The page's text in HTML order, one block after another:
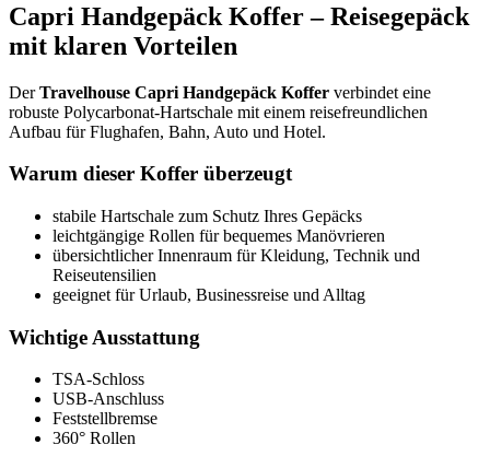
Capri Handgepäck Koffer – Reisegepäck
mit klaren Vorteilen
DerTravelhouse Capri Handgepäck Koffer verbindet eine
robuste Polycarbonat-Hartschale mit einem reisefreundlichen
Aufbau für Flughafen, Bahn, Auto und Hotel.
Warum dieser Koffer überzeugt
stabile Hartschale zum Schutz Ihres Gepäcks
leichtgängige Rollen für bequemes Manövrieren
übersichtlicher Innenraum für Kleidung, Technik und
Reiseutensilien
geeignet für Urlaub, Businessreise und Alltag
Wichtige Ausstattung
TSA-Schloss
USB-Anschluss
Feststellbremse
360° Rollen